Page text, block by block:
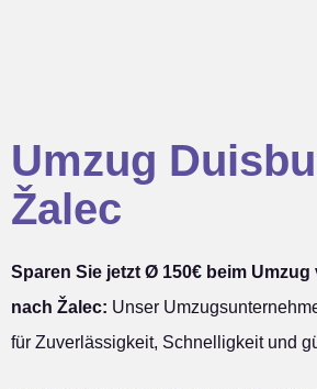
Umzug
Žalec
Sparen Sie jetzt Ø 150€ beim
nach Žalec: Unser
für Zuverlässigkeit, Schnelligkeit und